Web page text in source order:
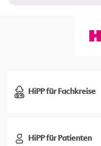
HiPP für Fachkreise
HiPP für Patienten